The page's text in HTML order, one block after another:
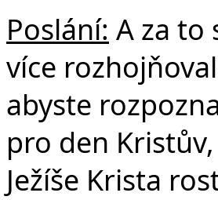
Poslání: A za to
více
abyste
pro den
Ježíše Krista